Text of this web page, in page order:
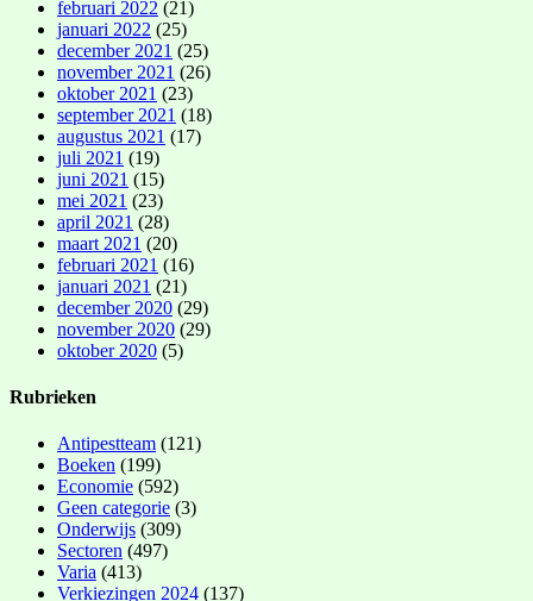
februari 2022 (21)
januari 2022 (25)
december 2021 (25)
november 2021 (26)
oktober 2021 (23)
september 2021 (18)
augustus 2021 (17)
juli 2021 (19)
juni 2021 (15)
mei 2021 (23)
april 2021 (28)
maart 2021 (20)
februari 2021 (16)
januari 2021 (21)
december 2020 (29)
november 2020 (29)
oktober 2020 (5)
Rubrieken
Antipestteam (121)
Boeken (199)
Economie (592)
Geen categorie (3)
Onderwijs (309)
Sectoren (497)
Varia (413)
Verkiezingen 2024 (137)